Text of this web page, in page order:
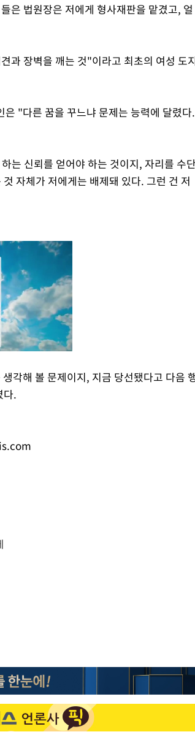
은 법원장은 저에게 형사재판을 맡겼고, 얼
과 장벽을 깨는 것"이라고 최초의 여성 도
"다른 꿈을 꾸느냐 문제는 능력에 달렸다.
는 신뢰를 얻어야 하는 것이지, 자리를 수단
자체가 저에게는 배제돼 있다. 그런 건 저
각해 볼 문제이지, 지금 당선됐다고 다음
다.